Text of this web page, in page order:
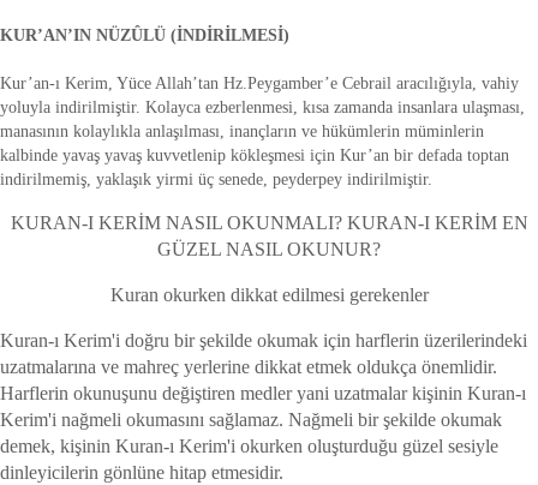
KUR’AN’IN NÜZÛLÜ (İNDİRİLMESİ)
Kur’an-ı Kerim, Yüce Allah’tan Hz.Peygamber’e Cebrail aracılığıyla, vahiy
yoluyla indirilmiştir. Kolayca ezberlenmesi, kısa zamanda insanlara ulaşması,
manasının kolaylıkla anlaşılması, inançların ve hükümlerin müminlerin
kalbinde yavaş yavaş kuvvetlenip kökleşmesi için Kur’an bir defada toptan
indirilmemiş, yaklaşık yirmi üç senede, peyderpey indirilmiştir.
KURAN-I KERİM NASIL OKUNMALI? KURAN-I KERİM EN
GÜZEL NASIL OKUNUR?
Kuran okurken dikkat edilmesi gerekenler
Kuran-ı Kerim'i doğru bir şekilde okumak için harflerin üzerilerindeki
uzatmalarına ve mahreç yerlerine dikkat etmek oldukça önemlidir.
Harflerin okunuşunu değiştiren medler yani uzatmalar kişinin Kuran-ı
Kerim'i nağmeli okumasını sağlamaz. Nağmeli bir şekilde okumak
demek, kişinin Kuran-ı Kerim'i okurken oluşturduğu güzel sesiyle
dinleyicilerin gönlüne hitap etmesidir.